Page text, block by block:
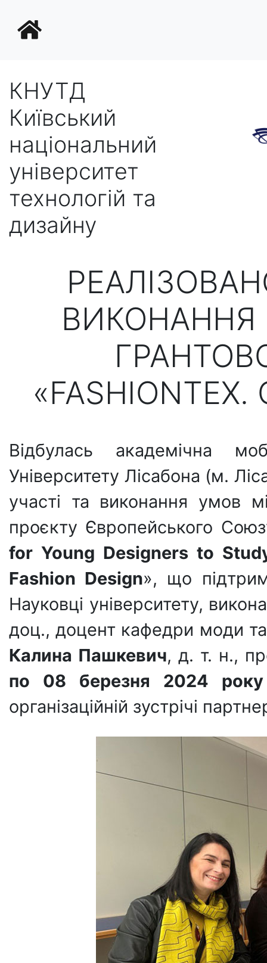
КНУТД
Київський
національний
університет
технологій та
дизайну
«FASHIONTEX.
Відбулась академічна
Університету Лісабона (м.
участі та виконання умов
проєкту Європейського
for Young Designers to
Fashion Design», що
Науковці університету,
доц., доцент кафедри моди
Калина Пашкевич, д. т. н.,
по 08 березня 2024 року
організаційній зустрічі